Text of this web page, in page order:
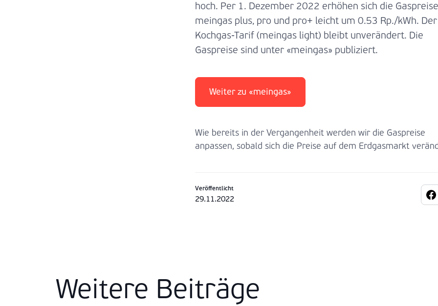
hoch. Per 1. Dezember 2022 erhöhen sich die Gaspreise
meingas plus, pro und pro+ leicht um 0.53 Rp./kWh. Der
Kochgas-Tarif (meingas light) bleibt unverändert. Die
Gaspreise sind unter «meingas» publiziert.
Weiter zu «meingas»
Wie bereits in der Vergangenheit werden wir die Gaspreise
anpassen, sobald sich die Preise auf dem Erdgasmarkt
Veröffentlicht
29.11.2022
Weitere Beiträge